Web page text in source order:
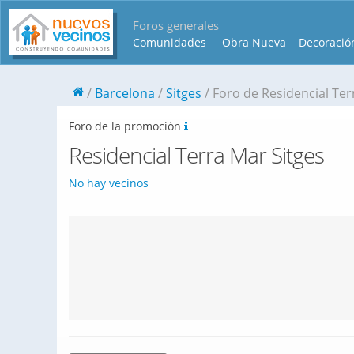
Foros generales
Comunidades Obra Nueva
Barcelona Sitges Foro de Residencial
Foro de la promoción
Residencial Terra Mar Sitges
No hay vecinos